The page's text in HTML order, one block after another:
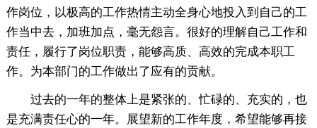
作岗位，以极高的工作热情主动全身心地投入到自己的工
作当中去，加班加点，毫无怨言。很好的理解自己工作和
责任，履行了岗位职责，能够高质、高效的完成本职工
作。为本部门的工作做出了应有的贡献。
过去的一年的整体上是紧张的、忙碌的、充实的，也
是充满责任心的一年。展望新的工作年度，希望能够再接